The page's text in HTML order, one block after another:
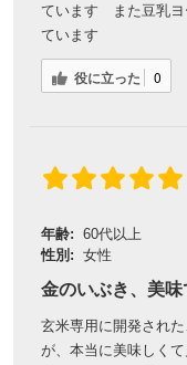
ています また豆乳ヨ
ています
役に立った 0
年齢: 60代以上
性別: 女性
金のいぶき、美味
玄米専用に開発され
が、本当に美味しく